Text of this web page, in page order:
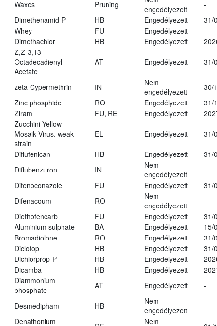
Waxes Pruning
engedélyezett
-
Dimethenamid-P
HB Engedélyezett
31/
Whey
FU Engedélyezett
-
Dimethachlor
HB Engedélyezett
Z,Z-3,13-
Octadecadienyl
Acetate
AT Engedélyezett 31/
zeta-Cypermethrin IN
Nem
engedélyezett
30/
Zinc phosphide
RO Engedélyezett
31/
Ziram
FU, RE Engedélyezett
Zucchini Yellow
Mosaik Virus, weak
strain
EL Engedélyezett 31/
Diflufenican HB Engedélyezett
31/
Diflubenzuron
IN
Nem
engedélyezett
Difenoconazole
FU Engedélyezett
31/
Difenacoum
RO
Nem
engedélyezett
Diethofencarb
FU Engedélyezett
31/
Aluminium sulphate
BA Engedélyezett
15/
Bromadiolone
RO Engedélyezett
31/
Diclofop
HB Engedélyezett
31/
Dichlorprop-P
HB Engedélyezett
Dicamba
HB Engedélyezett
Diammonium
phosphate
AT Engedélyezett -
Desmedipham HB
Nem
engedélyezett
-
Denathonium
Nem